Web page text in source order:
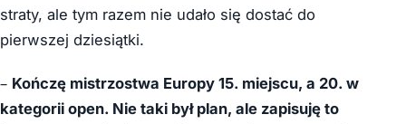
straty, ale tym razem nie udało się dostać do
pierwszej dziesiątki.
– Kończę mistrzostwa Europy 15. miejscu, a 20. w
kategorii open. Nie taki był plan, ale zapisuję to